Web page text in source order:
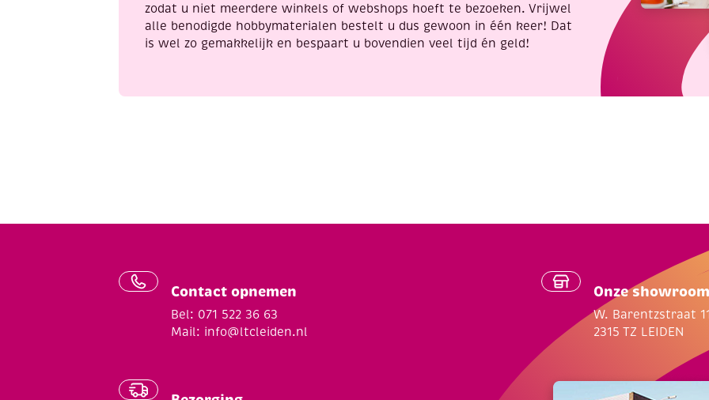
zodat u niet meerdere winkels of webshops hoeft te bezoeken. Vrijwel
alle benodigde hobbymaterialen bestelt u dus gewoon in één keer! Dat
is wel zo gemakkelijk en bespaart u bovendien veel tijd én geld!
Contact opnemen
Bel: 071 522 36 63
Mail: info@ltcleiden.nl
Onze showroom
W. Barentzstraat
2315 TZ LEIDEN